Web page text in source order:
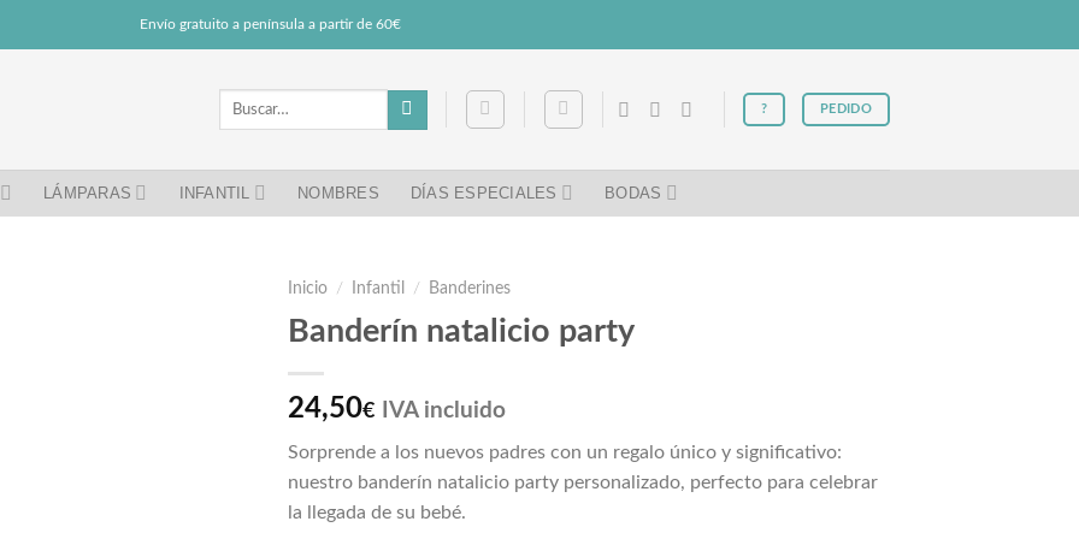
Envío gratuito a península a partir de 60€
Buscar
? PEDIDO
LÁMPARAS INFANTIL NOMBRES DÍAS ESPECIALES BODAS
Inicio / Infantil / Banderines
Banderín natalicio party
24,50€ IVA incluido
Sorprende a los nuevos padres con un regalo único y significativo:
nuestro banderín natalicio party personalizado, perfecto para celebrar
la llegada de su bebé.